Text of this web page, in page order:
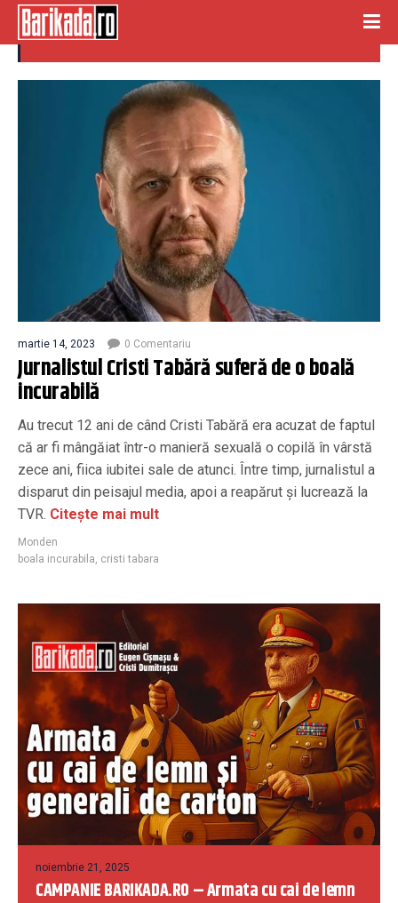
cristi tabara
martie 14, 2023 0 Comentariu
Jurnalistul Cristi Tabără suferă de o boală
incurabilă
Au trecut 12 ani de când Cristi Tabără era acuzat de faptul
că ar fi mângăiat într-o manieră sexuală o copilă în vârstă
zece ani, fiica iubitei sale de atunci. Între timp, jurnalistul a
disparut din peisajul media, apoi a reapărut și lucrează la
TVR. Citește mai mult
Monden
boala incurabila, cristi tabara
noiembrie 21, 2025
CAMPANIE BARIKADA.RO – Armata cu cai de lemn